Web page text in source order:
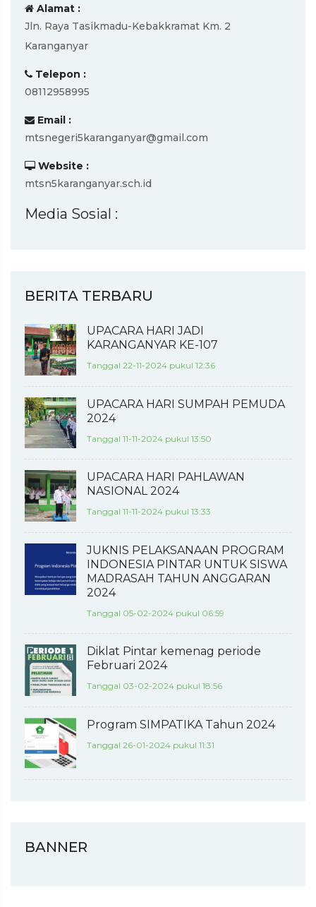
Alamat :
Jln. Raya Tasikmadu-Kebakkramat Km. 2
Karanganyar
Telepon :
08112958995
Email :
mtsnegeri5karanganyar@gmail.com
Website :
mtsn5karanganyar.sch.id
Media Sosial :
BERITA TERBARU
UPACARA HARI JADI
KARANGANYAR KE-107
Tanggal 22-11-2024 pukul 12:36
UPACARA HARI SUMPAH PEMUDA
2024
Tanggal 11-11-2024 pukul 13:50
UPACARA HARI PAHLAWAN
NASIONAL 2024
Tanggal 11-11-2024 pukul 13:33
JUKNIS PELAKSANAAN PROGRAM
INDONESIA PINTAR UNTUK SISWA
MADRASAH TAHUN ANGGARAN
2024
Tanggal 05-02-2024 pukul 06:59
Diklat Pintar kemenag periode
Februari 2024
Tanggal 03-02-2024 pukul 18:56
Program SIMPATIKA Tahun 2024
Tanggal 26-01-2024 pukul 11:31
BANNER